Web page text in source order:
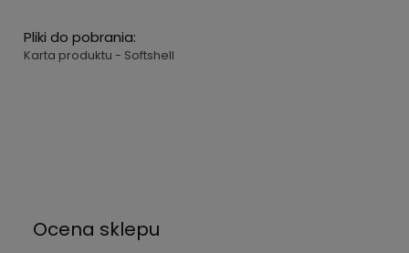
Pliki do pobrania:
Karta produktu - Softshell
Ocena sklepu